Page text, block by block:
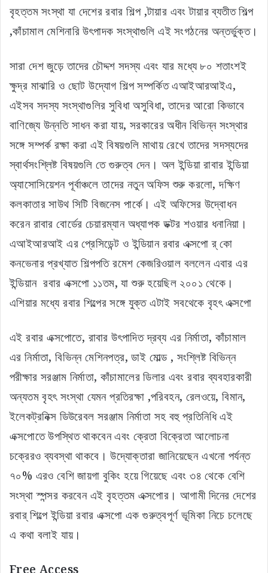
বৃহত্তম সংস্থা যা দেশের রবার শিল্প ,টায়ার এবং টায়ার ব্যতীত শিল্প
,কাঁচামাল মেশিনারি উৎপাদক সংস্থাগুলি এই সংগঠনের অন্তর্ভুক্ত।
সারা দেশ জুড়ে তাদের চৌদ্দশ সদস্য এবং যার মধ্যে ৮০ শতাংশই
ক্ষুদ্র মাঝারি ও ছোট উদ্যোগ শিল্প সম্পর্কিত এআইআরআইএ,
এইসব সদস্য সংস্থাগুলির সুবিধা অসুবিধা, তাদের আরো কিভাবে
বাণিজ্যে উন্নতি সাধন করা যায়, সরকারের অধীন বিভিন্ন সংস্থার
সঙ্গে সম্পর্ক রক্ষা করা এই বিষয়গুলি মাথায় রেখে তাদের সদস্যদের
স্বার্থসংশ্লিষ্ট বিষয়গুলি তে গুরুত্ব দেন। অল ইন্ডিয়া রাবার ইন্ডিয়া
অ্যাসোসিয়েশন পূর্বাঞ্চলে তাদের নতুন অফিস শুরু করলো, দক্ষিণ
কলকাতার সাউথ সিটি বিজনেস পার্কে। এই অফিসের উদ্বোধন
করেন রাবার বোর্ডের চেয়ারম্যান অধ্যাপক ডক্টর শওয়ার ধনানিয়া।
এআইআরআই এর প্রেসিডেন্ট ও ইন্ডিয়ান রবার এক্সপো র্ কো
কনভেনার প্রখ্যাত শিল্পপতি রমেশ কেজরিওয়াল বললেন এবার এর
ইন্ডিয়ান রবার এক্সপো ১১তম, যা শুরু হয়েছিল ২০০১ থেকে।
এশিয়ার মধ্যে রবার শিল্পের সঙ্গে যুক্ত এটাই সবথেকে বৃহৎ এক্সপো
এই রবার এক্সপোতে, রাবার উৎপাদিত দ্রব্য এর নির্মাতা, কাঁচামাল
এর নির্মাতা, বিভিন্ন মেশিনপত্র, ডাই মোল্ড , সংশ্লিষ্ট বিভিন্ন
পরীক্ষার সরঞ্জাম নির্মাতা, কাঁচামালের ডিলার এবং রবার ব্যবহারকারী
অন্যতম বৃহৎ সংস্থা যেমন প্রতিরক্ষা ,পরিবহন, রেলওয়ে, বিমান,
ইলেকট্রনিক্স ডিউরেবল সরঞ্জাম নির্মাতা সহ বহু প্রতিনিধি এই
এক্সপোতে উপস্থিত থাকবেন এবং ক্রেতা বিক্রেতা আলোচনা
চক্রেরও ব্যবস্থা থাকবে। উদ্যোক্তারা জানিয়েছেন এখনো পর্যন্ত
৭০% এরও বেশি জায়গা বুকিং হয়ে গিয়েছে এবং ৩৪ থেকে বেশি
সংস্থা স্পন্সর করবেন এই বৃহত্তম এক্সপোর। আগামী দিনের দেশের
রবার্ শিল্পে ইন্ডিয়া রবার এক্সপো এক গুরুত্বপূর্ণ ভূমিকা নিচে চলেছে
এ কথা বলাই যায়।
Free Access